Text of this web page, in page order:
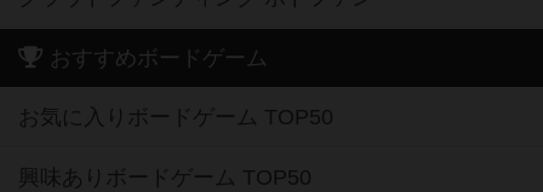
おすすめボードゲーム
お気に入りボードゲーム TOP50
興味ありボードゲーム TOP50